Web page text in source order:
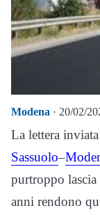
Modena · 20/02/
La lettera
Sassuolo–
purtroppo
anni rendono